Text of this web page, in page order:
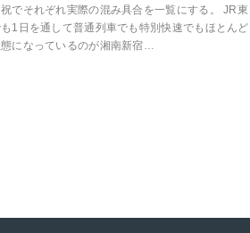
でそれぞれ実際の混み具合を一覧にする。 JR東
1日を通して普通列車でも特別快速でもほとんど
になっているのが湘南新宿…